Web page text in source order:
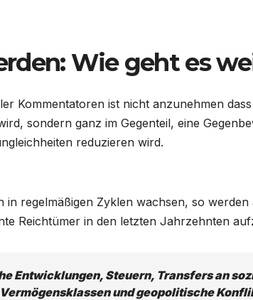
Wie geht es
Kommentatoren ist nicht anzunehmen
sondern ganz im Gegenteil, eine
reduzieren wird.
in regelmäßigen Zyklen wachsen, so
Reichtümer in den letzten Jahrzehnten
Entwicklungen, Steuern, Transfers an
und geopolitische